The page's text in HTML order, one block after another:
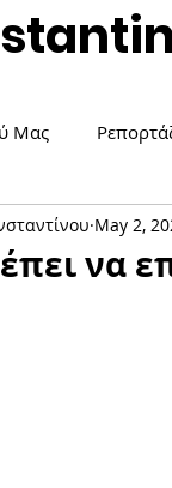
Μας
Είδηση..αλλιώς
να
May 2,